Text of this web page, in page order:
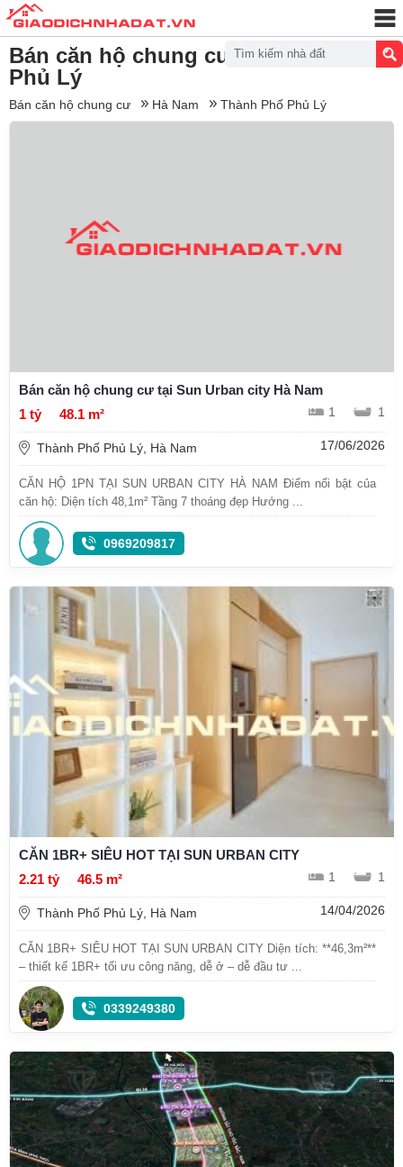
Bán căn hộ chung cư Thành Phố
Phủ Lý
Bán căn hộ chung cư Hà Nam Thành Phố Phủ Lý
Bán căn hộ chung cư tại Sun Urban city Hà Nam
1 tỷ
48.1 m² 1 1
Thành Phố Phủ Lý, Hà Nam 17/06/2026
CĂN HỘ 1PN TẠI SUN URBAN CITY HÀ NAM Điểm nổi bật của
căn hộ: Diện tích 48,1m² Tầng 7 thoáng đẹp Hướng ...
0969209817
CĂN 1BR+ SIÊU HOT TẠI SUN URBAN CITY
2.21 tỷ
46.5 m² 1 1
Thành Phố Phủ Lý, Hà Nam 14/04/2026
CĂN 1BR+ SIÊU HOT TẠI SUN URBAN CITY Diện tích: **46,3m²**
– thiết kế 1BR+ tối ưu công năng, dễ ở – dễ đầu tư ...
0339249380
Tìm kiếm nhà đất